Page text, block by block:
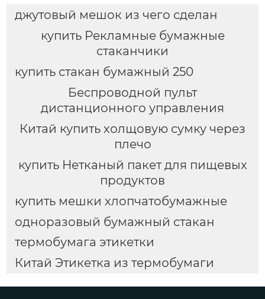
джутовый мешок из чего сделан
купить Рекламные бумажные
стаканчики
купить стакан бумажный 250
Беспроводной пульт
дистанционного управления
Китай купить холщовую сумку через
плечо
купить Нетканый пакет для пищевых
продуктов
купить мешки хлопчатобумажные
одноразовый бумажный стакан
термобумага этикетки
Китай Этикетка из термобумаги